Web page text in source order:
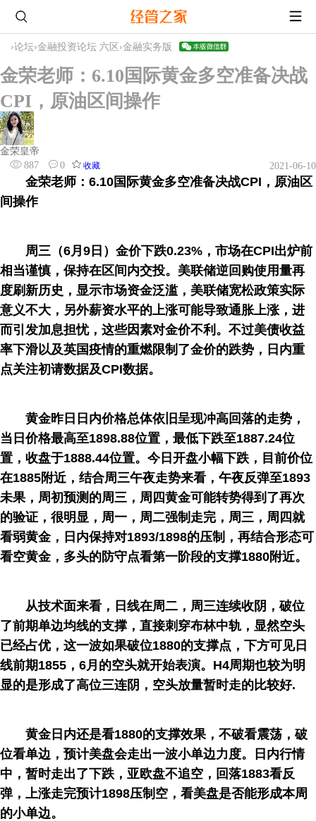
›论坛›金融投资论坛 六区 ›金融实务版
金荣老师：6.10国际黄金多空准备决战
CPI，原油区间操作
金荣皇帝
887
0 收藏 2021-06-10
金荣老师：6.10国际黄金多空准备决战CPI，原油区
间操作
周三（6月9日）金价下跌0.23%，市场在CPI出炉前
相当谨慎，保持在区间内交投。美联储逆回购使用量再
度刷新历史，显示市场资金泛滥，美联储宽松政策实际
意义不大，另外薪资水平的上涨可能导致通胀上涨，进
而引发加息担忧，这些因素对金价不利。不过美债收益
率下滑以及英国疫情的重燃限制了金价的跌势，日内重
点关注初请数据及CPI数据。
黄金昨日日内价格总体依旧呈现冲高回落的走势，
当日价格最高至1898.88位置，最低下跌至1887.24位
置，收盘于1888.44位置。今日开盘小幅下跌，目前价位
在1885附近，结合周三午夜走势来看，午夜反弹至1893
未果，周初预测的周三，周四黄金可能转势得到了再次
的验证，很明显，周一，周二强制走完，周三，周四就
看弱黄金，日内保持对1893/1898的压制，再结合形态可
看空黄金，多头的防守点看第一阶段的支撑1880附近。
从技术面来看，日线在周二，周三连续收阴，破位
了前期单边均线的支撑，直接刺穿布林中轨，显然空头
已经占优，这一波如果破位1880的支撑点，下方可见日
线前期1855，6月的空头就开始表演。H4周期也较为明
显的是形成了高位三连阴，空头放量暂时走的比较好.
黄金日内还是看1880的支撑效果，不破看震荡，破
位看单边，预计美盘会走出一波小单边力度。日内行情
中，暂时走出了下跌，亚欧盘不追空，回落1883看反
弹，上涨走完预计1898压制空，看美盘是否能形成本周
的小单边。